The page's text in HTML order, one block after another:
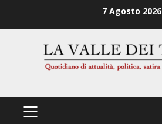
7 Agosto 2026
PRIMÄRES